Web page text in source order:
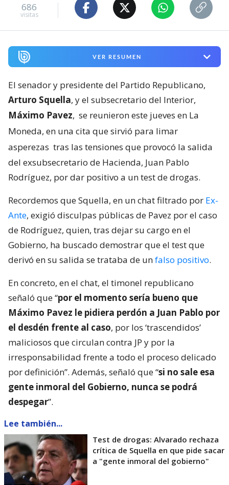
686
visitas
VER RESUMEN
El senador y presidente del Partido Republicano,
Arturo Squella, y el subsecretario del Interior,
Máximo Pavez, se reunieron este jueves en La
Moneda, en una cita que sirvió para limar
asperezas tras las tensiones que provocó la salida
del exsubsecretario de Hacienda, Juan Pablo
Rodríguez, por dar positivo a un test de drogas.
Recordemos que Squella, en un chat filtrado por Ex-
Ante, exigió disculpas públicas de Pavez por el caso
de Rodríguez, quien, tras dejar su cargo en el
Gobierno, ha buscado demostrar que el test que
derivó en su salida se trataba de unfalso positivo.
En concreto, en el chat, el timonel republicano
señaló que “por el momento sería bueno que
Máximo Pavez le pidiera perdón a Juan Pablo por
el desdén frente al caso, por los ‘trascendidos’
maliciosos que circulan contra JP y por la
irresponsabilidad frente a todo el proceso delicado
por definición”. Además, señaló que “si no sale esa
gente inmoral del Gobierno, nunca se podrá
despegar”.
Lee también...
Test de drogas: Alvarado rechaza
crítica de Squella en que pide sacar
a "gente inmoral del gobierno"